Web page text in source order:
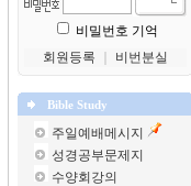
비밀번호 기억
회원등록
비번분실
Bible Study
주일예배메시지
성경공부문제지
수양회강의